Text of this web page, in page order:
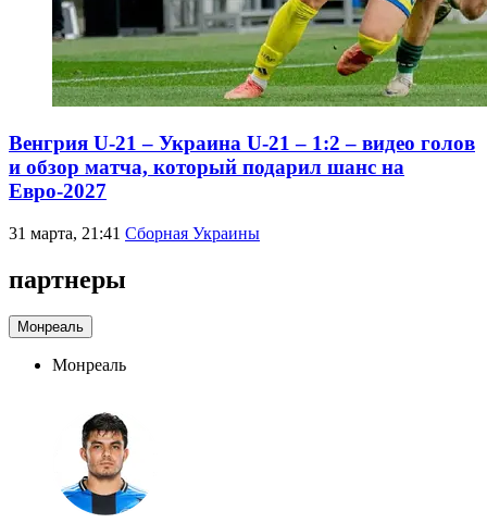
Венгрия U-21 – Украина U-21 – 1:2 – видео голов
и обзор матча, который подарил шанс на
Евро-2027
31 марта, 21:41 Сборная Украины
партнеры
Монреаль
Монреаль